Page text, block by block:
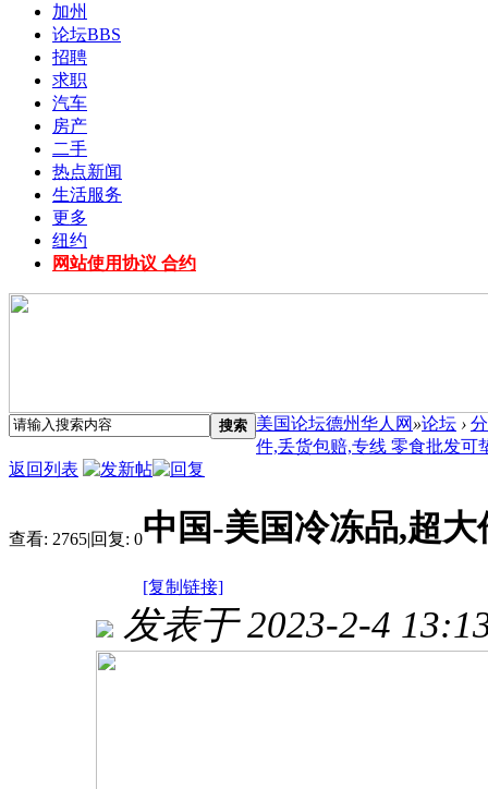
加州
论坛BBS
招聘
求职
汽车
房产
二手
热点新闻
生活服务
更多
纽约
网站使用协议 合约
搜索 美国论坛德州华人网 »论坛 ›
件,丢货包赔,专线 零食批发可
返回列表
查看: 2765|回复: 0中国-美国冷冻品,超
[复制链接]
发表于 2023-2-4